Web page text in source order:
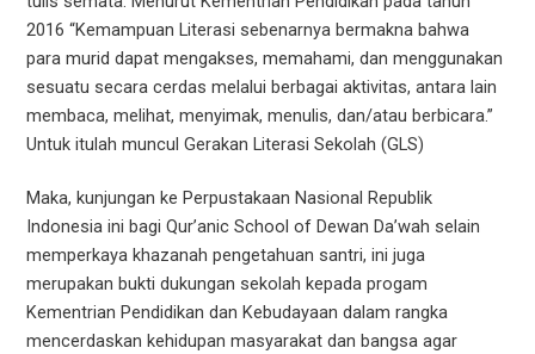
2016 “Kemampuan Literasi sebenarnya bermakna bahwa
para murid dapat mengakses, memahami, dan menggunakan
sesuatu secara cerdas melalui berbagai aktivitas, antara lain
membaca, melihat, menyimak, menulis, dan/atau berbicara.”
Untuk itulah muncul Gerakan Literasi Sekolah (GLS)
Maka, kunjungan ke Perpustakaan Nasional Republik
Indonesia ini bagi Qur’anic School of Dewan Da’wah selain
memperkaya khazanah pengetahuan santri, ini juga
merupakan bukti dukungan sekolah kepada progam
Kementrian Pendidikan dan Kebudayaan dalam rangka
mencerdaskan kehidupan masyarakat dan bangsa agar